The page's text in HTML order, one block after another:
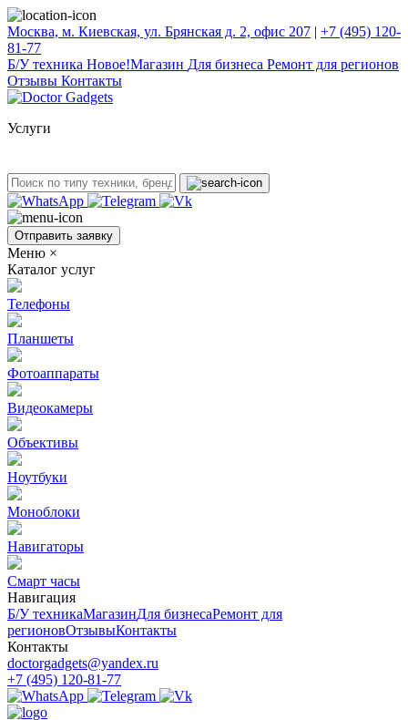
Москва, м. Киевская, ул. Брянская д. 2, офис 207 | +7 (495) 120-
81-77
Б/У техникa Новое!Магазин Для бизнеса Ремонт для регионов
Отзывы Контакты
Услуги
Отправить заявку
Меню ×
Каталог услуг
Телефоны
Планшеты
Фотоаппараты
Видеокамеры
Объективы
Ноутбуки
Моноблоки
Навигаторы
Смарт часы
Навигация
Б/У техникaМагазинДля бизнесаРемонт для
регионовОтзывыКонтакты
Контакты
doctorgadgets@yandex.ru
+7 (495) 120-81-77